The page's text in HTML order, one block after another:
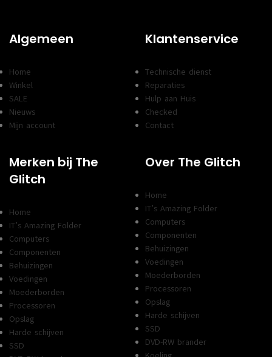
Algemeen
Home
Winkel
SALE
Nieuws
Mijn account
Klantenservice
Technische dienst
Reparaties
Hulp aan Huis
Checked
Contact
Merken bij The
Glitch
Home
IT’s Amazing Folder
Computers
Componenten
Behuizingen
Voedingen
Moederborden
Processoren
Opslag
Harde schijven
SSD
Over The Glitch
Home
IT’s Amazing Folder
Computers
Componenten
Behuizingen
Voedingen
Moederborden
Processoren
Opslag
Harde schijven
SSD
DVD-RW brander